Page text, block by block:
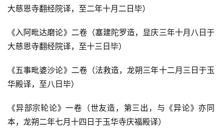
大慈恩寺翻经院译，至二年十月二日毕）
《入阿毗达磨论》二卷（塞建陀罗造，显庆三年十月八日于
大慈恩寺翻经院译，至十三日毕）
《五事毗婆沙论》二卷（法救造，龙朔三年十二月三日于玉
华殿译，至八日毕）
《异部宗轮论》一卷（世友造，第三出，与《异论》亦同
本，龙朔二年七月十四日于玉华寺庆福殿译）